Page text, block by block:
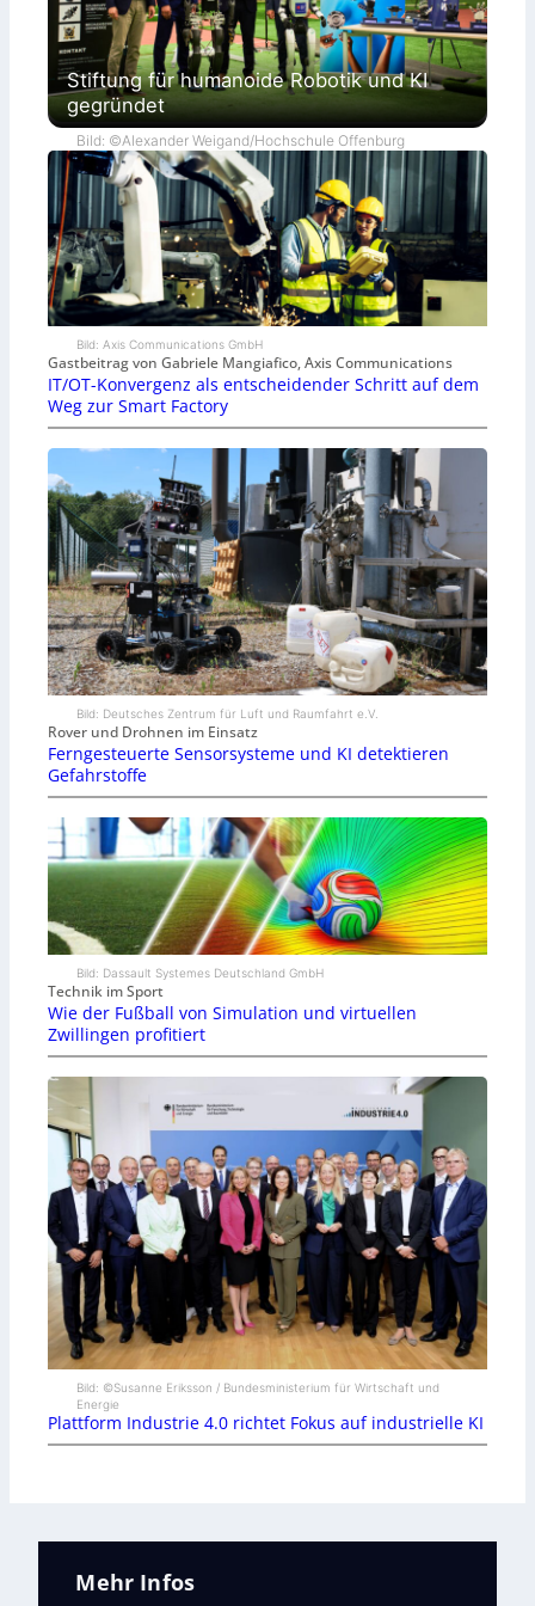
Stiftung für humanoide Robotik und KI
gegründet
Bild: ©Alexander Weigand/Hochschule Offenburg
Bild: Axis Communications GmbH
Gastbeitrag von Gabriele Mangiafico, Axis Communications
IT/OT-Konvergenz als entscheidender Schritt auf dem
Weg zur Smart Factory
Bild: Deutsches Zentrum für Luft und Raumfahrt e.V.
Rover und Drohnen im Einsatz
Ferngesteuerte Sensorsysteme und KI detektieren
Gefahrstoffe
Bild: Dassault Systemes Deutschland GmbH
Technik im Sport
Wie der Fußball von Simulation und virtuellen
Zwillingen profitiert
Bild: ©Susanne Eriksson / Bundesministerium für Wirtschaft und
Energie
Plattform Industrie 4.0 richtet Fokus auf industrielle KI
Mehr Infos